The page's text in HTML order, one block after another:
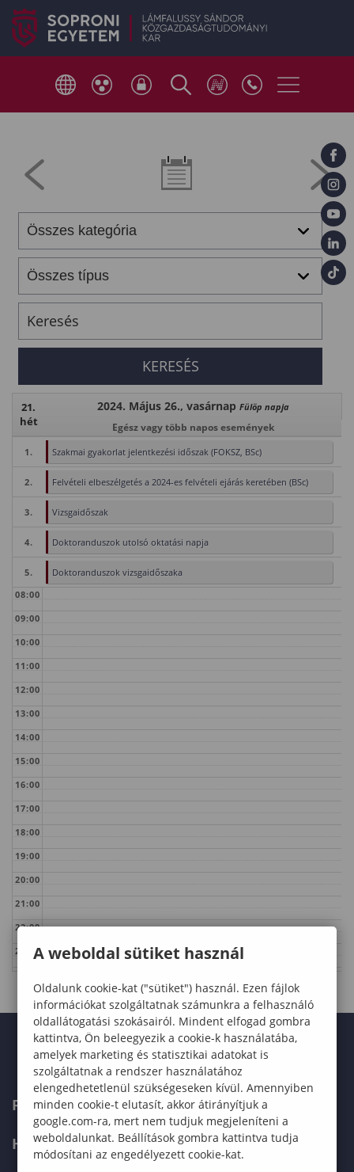
21.
hét
2024. Május 26., vasárnap Fülöp napja
Egész vagy több napos események
1. Szakmai gyakorlat jelentkezési időszak (FOKSZ, BSc)
2. Felvételi elbeszélgetés a 2024-es felvételi ejárás keretében (BSc)
3. Vizsgaidőszak
4. Doktoranduszok utolsó oktatási napja
5.
Doktoranduszok vizsgaidőszaka
08:00
09:00
10:00
11:00
12:00
13:00
14:00
15:00
16:00
17:00
18:00
19:00
20:00
21:00
22:00
23:00
FELVÉTELIZŐKNEK
HALLGATÓKNAK
A weboldal sütiket használ
Oldalunk cookie-kat ("sütiket") használ. Ezen fájlok
információkat szolgáltatnak számunkra a felhasználó
oldallátogatási szokásairól. Mindent elfogad gombra
kattintva, Ön beleegyezik a cookie-k használatába,
amelyek marketing és statisztikai adatokat is
szolgáltatnak a rendszer használatához
elengedhetetlenül szükségeseken kívül. Amennyiben
minden cookie-t elutasít, akkor átirányítjuk a
google.com-ra, mert nem tudjuk megjeleníteni a
weboldalunkat. Beállítások gombra kattintva tudja
módosítani az engedélyezett cookie-kat.